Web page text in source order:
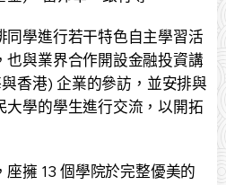
同學進行若干特色自主學習活
也與業界合作開設金融投資講
香港) 企業的參訪，並安排與
大學的學生進行交流，以開拓
擁 13 個學院於完整優美的